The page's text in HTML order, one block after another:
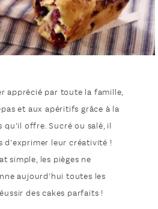
apprécié par toute la famille,
et aux apéritifs grâce à la
offre. Sucré ou salé, il
d’exprimer leur créativité !
simple, les pièges ne
aujourd’hui toutes les
des cakes parfaits !